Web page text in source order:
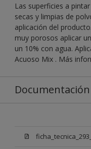
Las superficies a
secas y limpias de
aplicación del
muy porosos aplicar
un 10% con agua.
Acuoso Mix . Más